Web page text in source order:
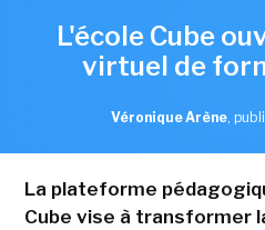
L'école Cube
virtuel de
Véronique Arène,
La plateforme
Cube vise à transformer